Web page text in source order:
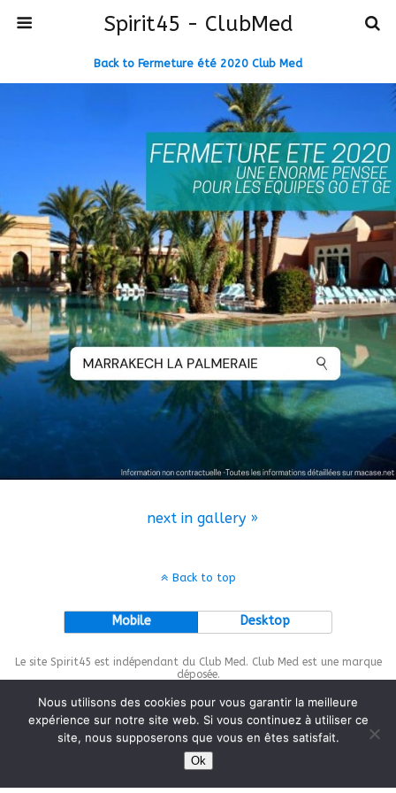
Spirit45 - ClubMed
Back to Fermeture été 2020 Club Med
next in gallery »
Back to top
Mobile Desktop
Le site Spirit45 est indépendant du Club Med. Club Med est une marque
déposée.
This site is protected bywp-copyrightpro.com
Nous utilisons des cookies pour vous garantir la meilleure
expérience sur notre site web. Si vous continuez à utiliser ce
site, nous supposerons que vous en êtes satisfait.
Ok